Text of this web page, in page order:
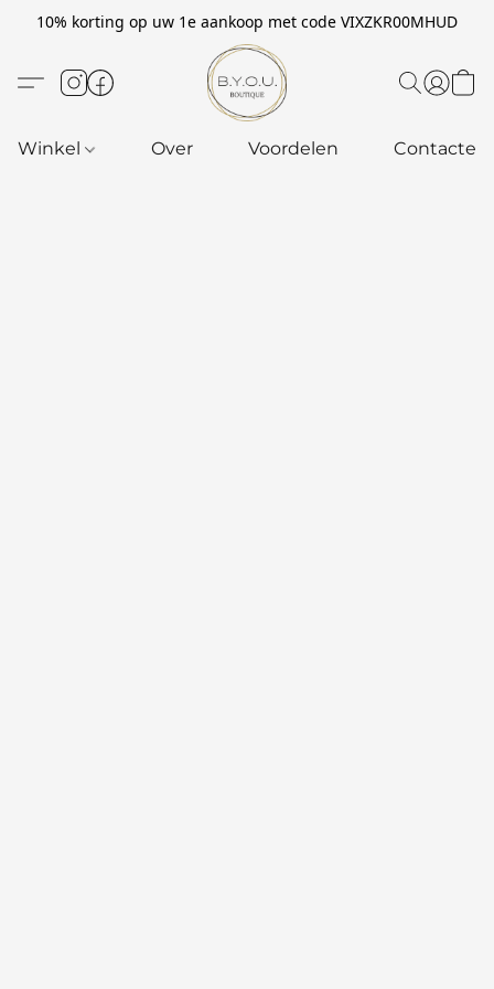
10% korting op uw 1e aankoop met code VIXZKR00MHUD
Winkel Over Voordelen